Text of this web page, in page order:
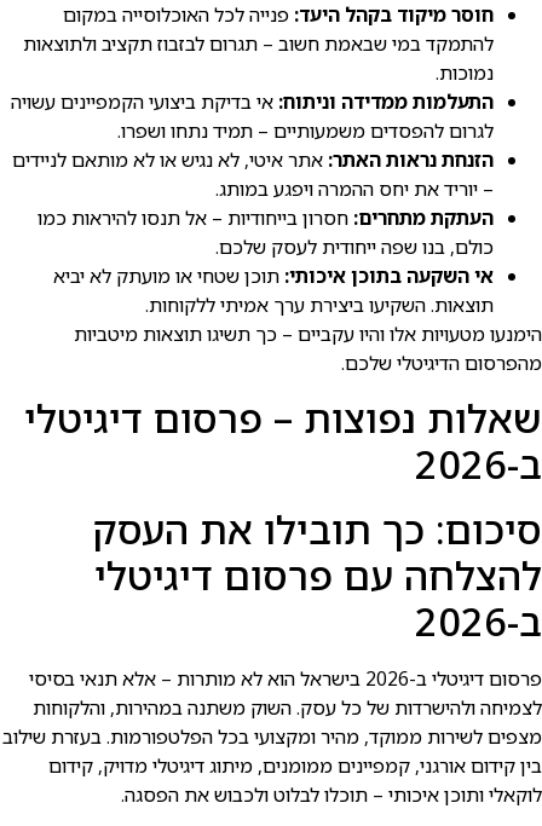
חוסר מיקוד בקהל היעד: פנייה לכל האוכלוסייה במקום
להתמקד במי שבאמת חשוב – תגרום לבזבוז תקציב ולתוצאות
נמוכות.
התעלמות ממדידה וניתוח: אי בדיקת ביצועי הקמפיינים עשויה
לגרום להפסדים משמעותיים – תמיד נתחו ושפרו.
הזנחת נראות האתר: אתר איטי, לא נגיש או לא מותאם לניידים
– יוריד את יחס ההמרה ויפגע במותג.
העתקת מתחרים: חסרון בייחודיות – אל תנסו להיראות כמו
כולם, בנו שפה ייחודית לעסק שלכם.
אי השקעה בתוכן איכותי: תוכן שטחי או מועתק לא יביא
תוצאות. השקיעו ביצירת ערך אמיתי ללקוחות.
הימנעו מטעויות אלו והיו עקביים – כך תשיגו תוצאות מיטביות
מהפרסום הדיגיטלי שלכם.
שאלות נפוצות – פרסום דיגיטלי
ב-2026
סיכום: כך תובילו את העסק
להצלחה עם פרסום דיגיטלי
ב-2026
פרסום דיגיטלי ב-2026 בישראל הוא לא מותרות – אלא תנאי בסיסי
לצמיחה ולהישרדות של כל עסק. השוק משתנה במהירות, והלקוחות
מצפים לשירות ממוקד, מהיר ומקצועי בכל הפלטפורמות. בעזרת שילוב
בין קידום אורגני, קמפיינים ממומנים, מיתוג דיגיטלי מדויק, קידום
לוקאלי ותוכן איכותי – תוכלו לבלוט ולכבוש את הפסגה.